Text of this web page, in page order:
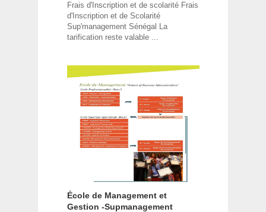
Frais d'Inscription et de scolarité Frais
d'Inscription et de Scolarité
Sup'management Sénégal La
tarification reste valable ...
École de Management et
Gestion -Supmanagement